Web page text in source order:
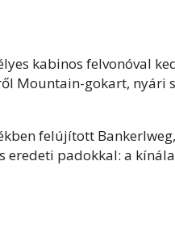
kabinos felvonóval
Mountain-gokart, nyári
felújított
padokkal: a